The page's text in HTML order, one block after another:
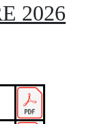
2026